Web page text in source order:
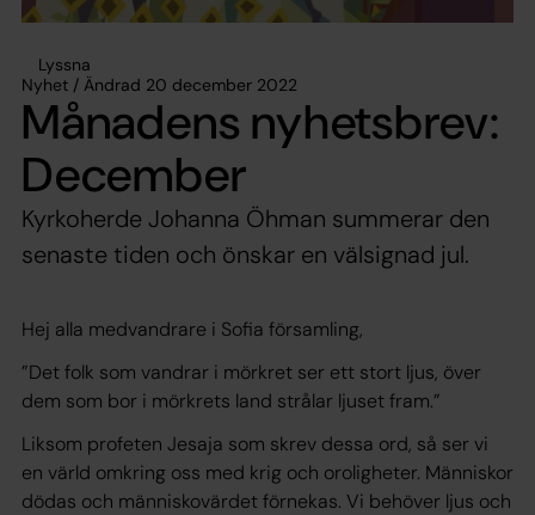
Lyssna
Nyhet / Ändrad 20 december 2022
Månadens nyhetsbrev:
December
Kyrkoherde Johanna Öhman summerar den
senaste tiden och önskar en välsignad jul.
Hej alla medvandrare i Sofia församling,
”Det folk som vandrar i mörkret ser ett stort ljus, över
dem som bor i mörkrets land strålar ljuset fram.”
Liksom profeten Jesaja som skrev dessa ord, så ser vi
en värld omkring oss med krig och oroligheter. Människor
dödas och människovärdet förnekas. Vi behöver ljus och